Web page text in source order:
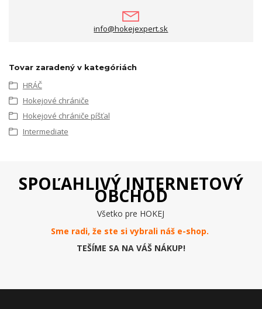
info@hokejexpert.sk
Tovar zaradený v kategóriách
HRÁČ
Hokejové chrániče
Hokejové chrániče píšťal
Intermediate
SPOĽAHLIVÝ INTERNETOVÝ
OBCHOD
Všetko pre HOKEJ
Sme radi, že ste si vybrali náš e-shop.
TEŠÍME SA NA VÁŠ NÁKUP!